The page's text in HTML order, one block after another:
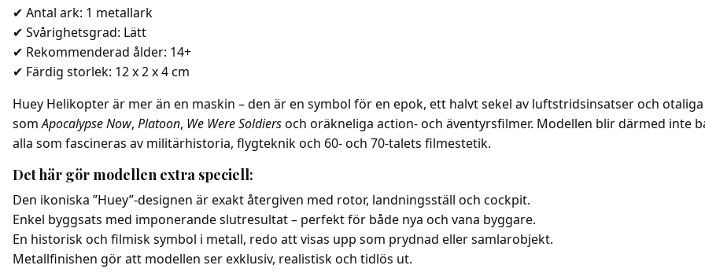
✔ Antal ark: 1 metallark
✔ Svårighetsgrad: Lätt
✔ Rekommenderad ålder: 14+
✔ Färdig storlek: 12 x 2 x 4 cm
Huey Helikopter är mer än en maskin – den är en symbol för en epok, ett halvt sekel av luftstridsinsatser och
somApocalypse Now, Platoon, We Were Soldiersoch oräkneliga action- och äventyrsfilmer. Modellen blir därmed
alla som fascineras av militärhistoria, flygteknik och 60- och 70-talets filmestetik.
Det här gör modellen extra speciell:
Den ikoniska ”Huey”-designen är exakt återgiven med rotor, landningsställ och cockpit.
Enkel byggsats med imponerande slutresultat – perfekt för både nya och vana byggare.
En historisk och filmisk symbol i metall, redo att visas upp som prydnad eller samlarobjekt.
Metallfinishen gör att modellen ser exklusiv, realistisk och tidlös ut.